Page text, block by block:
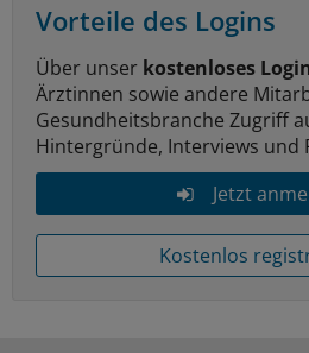
Vorteile des Logins
Über unser kostenloses
Ärztinnen sowie andere
Gesundheitsbranche Zugriff
Hintergründe, Interviews und
Jetzt
Kostenlos